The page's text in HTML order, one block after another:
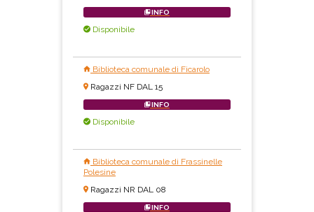
INFO
Disponibile
Biblioteca comunale di Ficarolo
Ragazzi NF DAL 15
INFO
Disponibile
Biblioteca comunale di Frassinelle
Polesine
Ragazzi NR DAL 08
INFO